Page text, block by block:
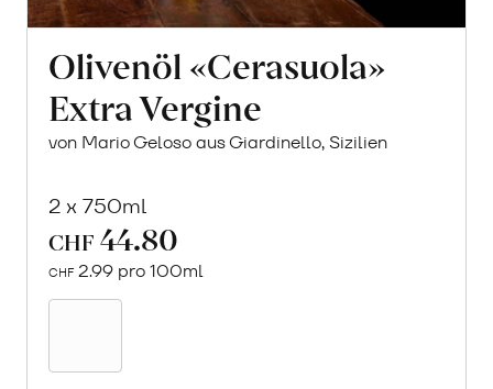
Olivenöl «Cerasuola»
Extra Vergine
von Mario Geloso aus Giardinello, Sizilien
2 x 750ml
CHF 44.80
CHF 2.99 pro 100ml